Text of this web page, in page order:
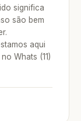
significa
são bem
aqui
Whats (11)